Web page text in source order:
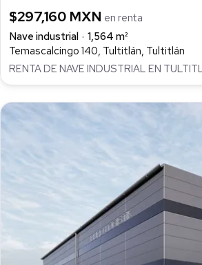
$297,160 MXN en renta
Nave industrial
1,564 m²
Temascalcingo 140, Tultitlán, Tultitlán
RENTA DE NAVE INDUSTRIAL EN